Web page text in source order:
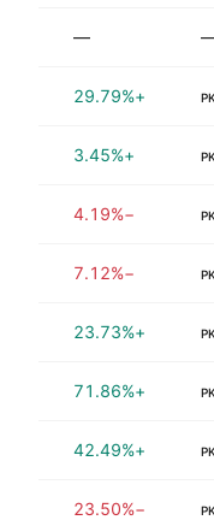
—
+29.79%
+3.45%
−4.19%
−7.12%
+23.73%
+71.86%
+42.49%
−23.50%